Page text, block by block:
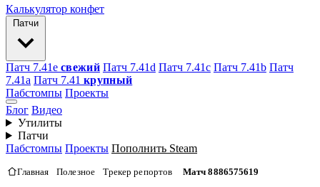
Калькулятор конфет
Патчи
Патч 7.41e свежий Патч 7.41d Патч 7.41c Патч 7.41b Патч
7.41а Патч 7.41 крупный
Пабстомпы Проекты
Блог Видео
Утилиты
Патчи
Пабстомпы Проекты Пополнить Steam
Главная Полезное Трекер репортов Матч 8886575619